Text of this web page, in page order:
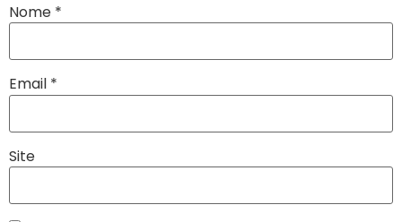
Nome *
Email *
Site